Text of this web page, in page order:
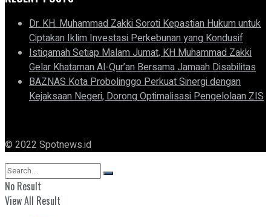
Dr. KH. Muhammad Zakki Soroti Kepastian Hukum untuk
Ciptakan Iklim Investasi Perkebunan yang Kondusif
Istiqamah Setiap Malam Jumat, KH Muhammad Zakki
Gelar Khataman Al-Qur’an Bersama Jamaah Disabilitas
BAZNAS Kota Probolinggo Perkuat Sinergi dengan
Kejaksaan Negeri, Dorong Optimalisasi Pengelolaan ZIS
© 2022 Spotnews.id
No Result
View All Result